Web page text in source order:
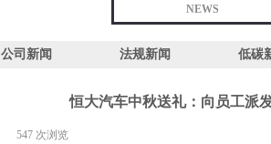
NEWS
公司新闻 法规新闻 低碳
恒大汽车中秋送礼：向员工派
547 次浏览